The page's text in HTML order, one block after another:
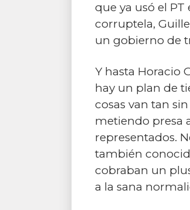
que ya usó el
corruptela,
un gobierno de
Y hasta Horacio
hay un plan de
cosas van tan
metiendo presa
representados.
también
cobraban un
a la sana